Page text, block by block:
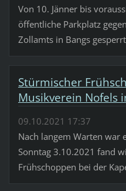
Von 10. Jänner bis
öffentliche Parkplatz
Zollamts in Bangs
Stürmischer
Musikverein Nofels
09.10.2021 17:37
Nach langem Warten war
Sonntag 3.10.2021 fand
Frühschoppen bei der